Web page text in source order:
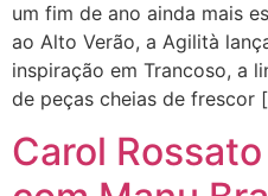
um fim de ano ainda mais
ao Alto Verão, a Agilità
inspiração em Trancoso, a
de peças cheias de frescor
Carol